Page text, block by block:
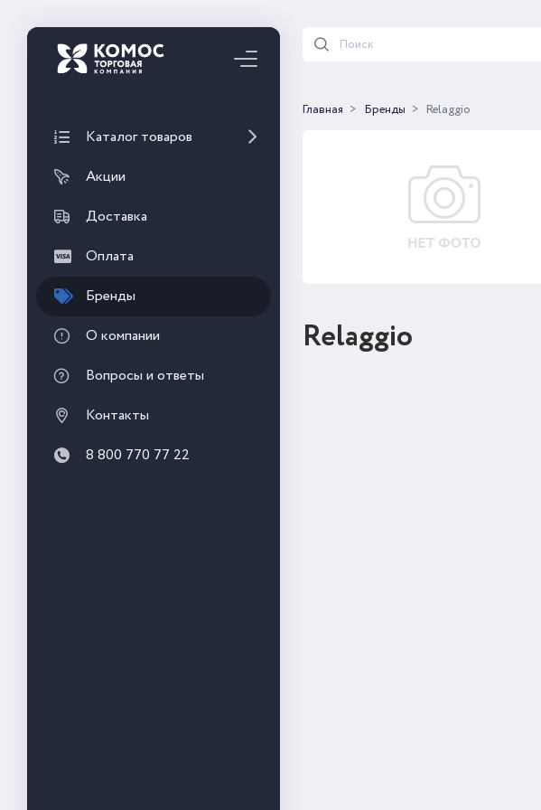
Каталог товаров
Акции
Доставка
Оплата
Бренды
О компании
Вопросы и ответы
Контакты
8 800 770 77 22
Главная Бренды Relaggio
Relaggio